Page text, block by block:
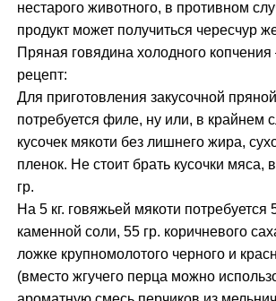
нестарого животного, в противном
продукт может получиться чересчур
Пряная говядина холодного
рецепт:
Для приготовления закусочной
потребуется филе, ну или, в крайнем
кусочек мякоти без лишнего жира,
пленок. Не стоит брать кусочки мяса,
гр.
На 5 кг. говяжьей мякоти потребуется
каменной соли, 55 гр. коричневого
ложке крупномолотого черного и
(вместо жгучего перца можно